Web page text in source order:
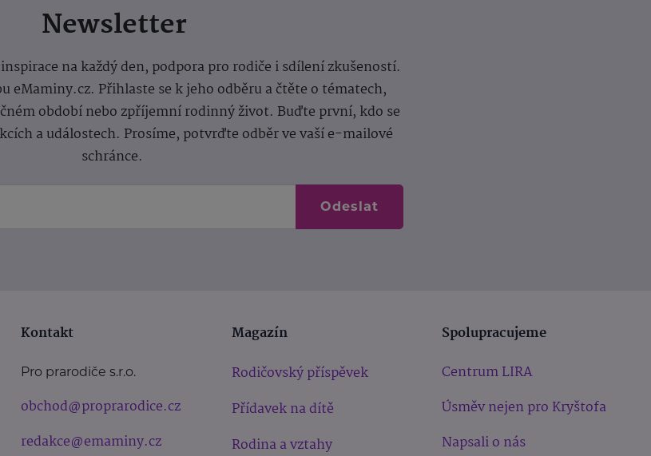
Newsletter
na každý den, podpora pro rodiče i sdílení zkušeností.
eMaminy.cz. Přihlaste se k jeho odběru a čtěte o tématech,
období nebo zpříjemní rodinný život. Buďte první, kdo se
a událostech. Prosíme, potvrďte odběr ve vaší e-mailové
schránce.
Odeslat
Kontakt
Pro prarodiče s.r.o.
obchod@proprarodice.cz
redakce@emaminy.cz
Magazín
Rodičovský příspěvek
Přídavek na dítě
Rodina a vztahy
Spolupracujeme
Centrum LIRA
Úsměv nejen pro Kryštofa
Napsali o nás